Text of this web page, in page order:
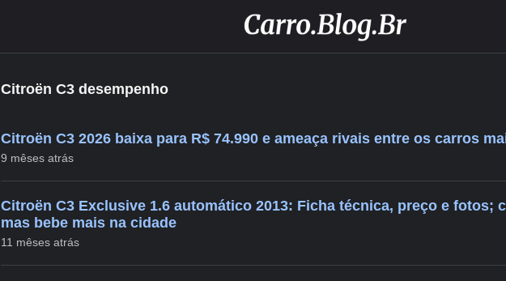
Citroën C3 desempenho
Citroën C3 2026 baixa para R$ 74.990 e ameaça rivais entre os carros
9 mêses atrás
Citroën C3 Exclusive 1.6 automático 2013: Ficha técnica, preço e fotos;
mas bebe mais na cidade
11 mêses atrás